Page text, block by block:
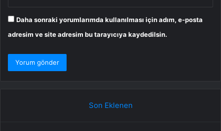
Daha sonraki yorumlarımda kullanılması için adım, e-posta
adresim ve site adresim bu tarayıcıya kaydedilsin.
Son Eklenen